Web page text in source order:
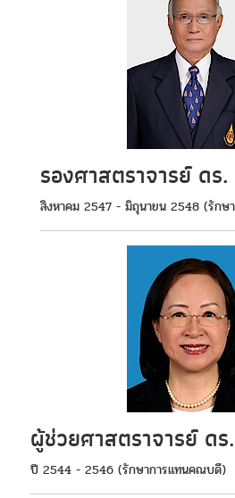
รองศาสตราจารย์ ดร
สิงหาคม 2547 - มิถุนายน 2548 (รักษ
ผู้ช่วยศาสตราจารย์ ด
ปี 2544 - 2546 (รักษาการแทนคณบดี)